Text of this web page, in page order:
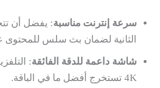
سرعة إنترنت مناسبة
الثانية لضمان بث سلس للمحتوى
شاشة داعمة للدقة الفائقة:
4K تستخرج أفضل ما في الباقة.